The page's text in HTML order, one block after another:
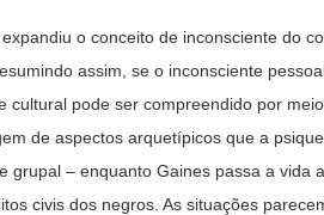
o conceito de inconsciente do
assim, se o inconsciente
pode ser compreendido por
de aspectos arquetípicos que a
grupal – enquanto Gaines passa a vida
civis dos negros. As situações